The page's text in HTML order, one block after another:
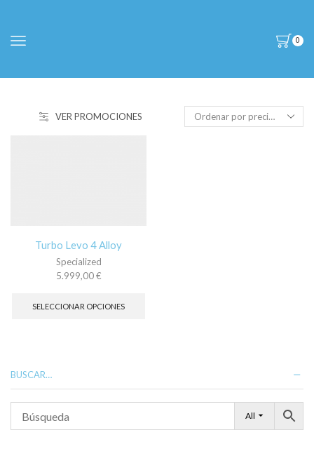
0
VER PROMOCIONES
Turbo Levo 4 Alloy
Specialized
5.999,00€
SELECCIONAR OPCIONES
BUSCAR…
All